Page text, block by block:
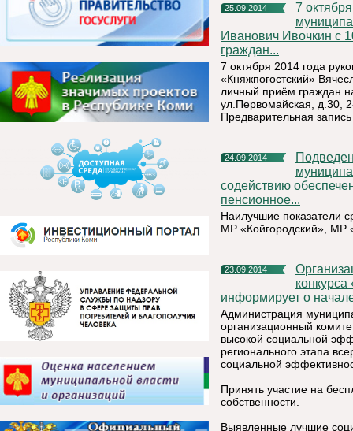
25.09.2014
7 октября 2014 года руководитель администрации
Иванович Ивочкин с
граждан...
7 октября 2014 года
«Княжпогостский»
личный приём граждан
ул.Первомайская, д.30,
Предварительная
24.09.2014
Подведены промежуточные итоги конкурса «Лучшее
содействию
пенсионное...
Наилучшие показатели
МР «Койгородский», МР
23.09.2014
Организационный комитет по проведению республиканского
информирует о
Администрация
организационный
высокой социальной
регионального этапа
социальной
Принять участие на
собственности.
Выявленные лучшие